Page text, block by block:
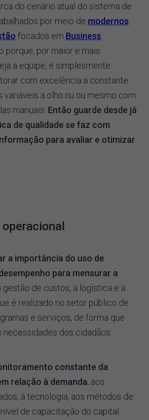
do cenário atual do sistema de
por meio de modernos
focados em Business
porque, por maior e mais
a equipe, é simplesmente
com excelência a constante
variáveis a olho nu ou mesmo com
manuais. Então guarde desde já
de qualidade se faz com
para avaliar e otimizar
a importância do uso de
para mensurar a
gestão de custos, a logística e a
é realizado no setor público de
e serviços, de forma que
necessidades dos cidadãos.
constante da
relação à demanda, aos
à tecnologia, aos métodos de
de capacitação do capital